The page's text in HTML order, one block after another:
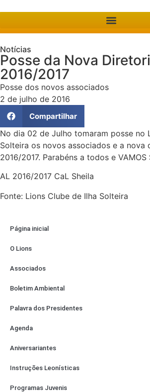
Notícias
Posse da Nova
2016/2017
Posse dos novos associados
2 de julho de 2016
Compartilhar
No dia 02 de Julho tomaram posse no
Solteira os novos associados e a nova
2016/2017. Parabéns a todos e VAMOS
AL 2016/2017 CaL Sheila
Fonte: Lions Clube de Ilha Solteira
Página inicial
O Lions
Associados
Boletim Ambiental
Palavra dos Presidentes
Agenda
Aniversariantes
Instruções Leonísticas
Programas Juvenis